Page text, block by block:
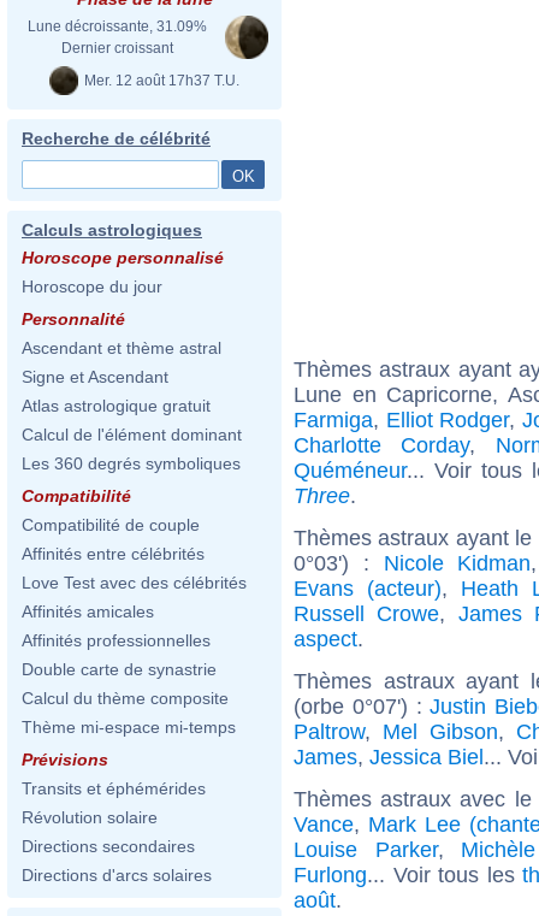
Lune décroissante, 31.09%
Dernier croissant
Mer. 12 août 17h37 T.U.
Recherche de célébrité
Calculs astrologiques
Horoscope personnalisé
Horoscope du jour
Personnalité
Ascendant et thème astral
Signe et Ascendant
Atlas astrologique gratuit
Calcul de l'élément dominant
Les 360 degrés symboliques
Compatibilité
Compatibilité de couple
Affinités entre célébrités
Love Test avec des célébrités
Affinités amicales
Affinités professionnelles
Double carte de synastrie
Calcul du thème composite
Thème mi-espace mi-temps
Prévisions
Transits et éphémérides
Révolution solaire
Directions secondaires
Directions d'arcs solaires
Thèmes astraux ayant
Lune en Capricorne,
Farmiga, Elliot Rodger,
Charlotte Corday,
Quéméneur... Voir tous
Three.
Thèmes astraux ayant
0°03') : Nicole Kidman
Evans (acteur), Heath
Russell Crowe, James
aspect.
Thèmes astraux ayant
(orbe 0°07') :Justin
Paltrow, Mel Gibson,
James, Jessica Biel...
Thèmes astraux avec
Vance, Mark Lee
Louise Parker,
Furlong... Voir tous les
août.